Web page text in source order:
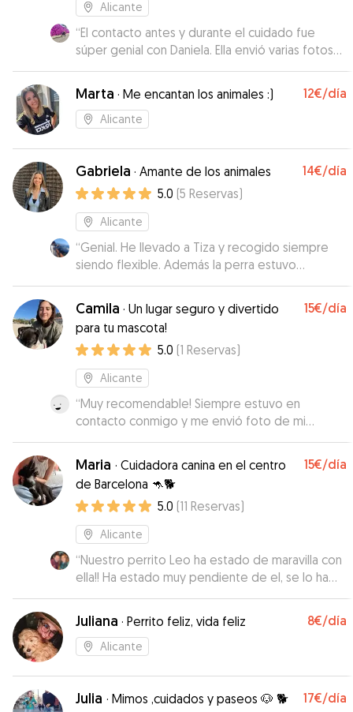
Alicante
“El contacto antes y durante el cuidado fue
súper genial con Daniela. Ella envió varias fotos
durante los días que cuidaba a mi perro, y él se
veía contento de estar en su casa. Muy
recomendable. Seguramente volveremos”
Marta · Me encantan los animales :) 12€/día
Alicante
Gabriela · Amante de los animales 14€/día
5.0 (5 Reservas)
Alicante
“Genial. He llevado a Tiza y recogido siempre
siendo flexible. Además la perra estuvo
encantada porque jugó con otro perrín. Sin lugar
a duda volvería a alojar a Tiza en casa de
Gabriela, que cuenta con un amplio espacio para
que la perra esté tranquila.
Camila · Un lugar seguro y divertido
para tu mascota!
15€/día
5.0 (1 Reservas)
Alicante
“Muy recomendable! Siempre estuvo en
contacto conmigo y me envió foto de mi
perrito.”
Maria · Cuidadora canina en el centro
de Barcelona 🦘🐕
15€/día
5.0 (11 Reservas)
Alicante
“Nuestro perrito Leo ha estado de maravilla con
ella!! Ha estado muy pendiente de el, se lo ha
llevado muchas veces de paseo, nos ha enviado
fotos y videos!! Todo genial!! Muy
recomendable”
Juliana · Perrito feliz, vida feliz 8€/día
Alicante
Julia · Mimos ,cuidados y paseos 🐶 🐕 17€/día